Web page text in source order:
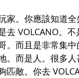
家。你應該知道
去 VOLCANO。
。而且是非常集
。而是人。很多
匹敵。你去